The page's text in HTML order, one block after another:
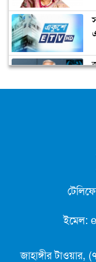
ইমেল:
জাহাঙ্গীর